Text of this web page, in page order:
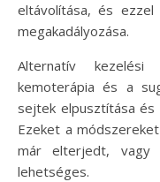
eltávolítása, és
megakadályozása.
Alternatív
kemoterápia és a
sejtek elpusztítása és
Ezeket a
már elterjedt, vagy
lehetséges.